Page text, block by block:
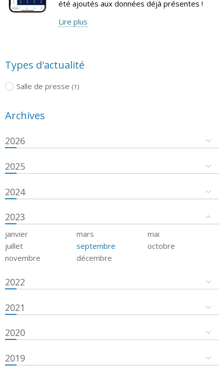
été ajoutés aux données déjà présentes !
Lire plus
Types d'actualité
Salle de presse (1)
Archives
2026
2025
2024
2023
janvier mars
mai
juillet
septembre
octobre
novembre
décembre
2022
2021
2020
2019